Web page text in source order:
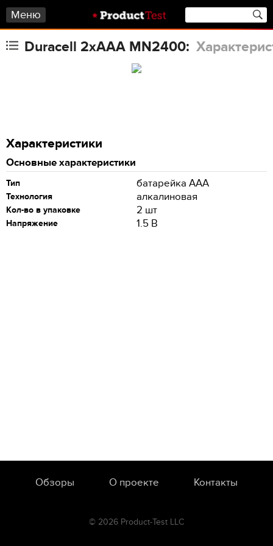
Меню
Duracell 2xAAA MN2400:
Характеристики
Основные характеристики
Тип батарейка AAA
Технология алкалиновая
Кол-во в упаковке 2 шт
Напряжение 1.5 В
Обзоры О проекте Контакты
© 2026 Product-Test LLC